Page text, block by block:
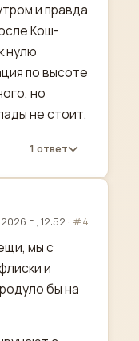
и правда
Кош-
нулю
по высоте
но
не стоит.
1 ответ
г., 12:52 · #4
мы с
и
бы на